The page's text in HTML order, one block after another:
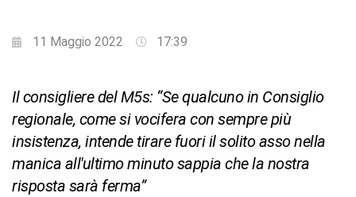
11 Maggio 2022 17:39
Il consigliere del M5s: “Se qualcuno in Consiglio
regionale, come si vocifera con sempre più
insistenza, intende tirare fuori il solito asso nella
manica all'ultimo minuto sappia che la nostra
risposta sarà ferma”